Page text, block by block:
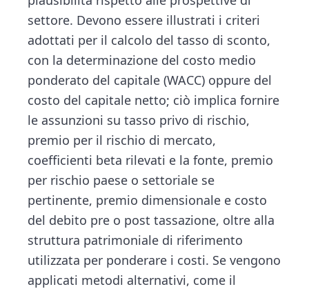
settore. Devono essere illustrati i criteri
adottati per il calcolo del tasso di sconto,
con la determinazione del costo medio
ponderato del capitale (WACC) oppure del
costo del capitale netto; ciò implica fornire
le assunzioni su tasso privo di rischio,
premio per il rischio di mercato,
coefficienti beta rilevati e la fonte, premio
per rischio paese o settoriale se
pertinente, premio dimensionale e costo
del debito pre o post tassazione, oltre alla
struttura patrimoniale di riferimento
utilizzata per ponderare i costi. Se vengono
applicati metodi alternativi, come il